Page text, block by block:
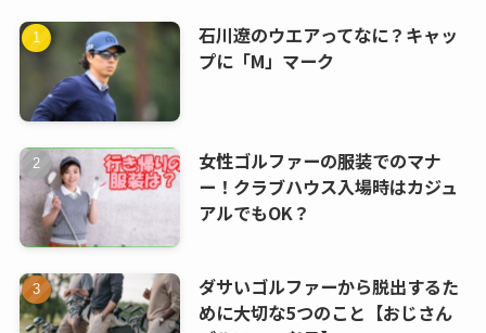
石川遼のウエアってなに？キャッ
プに「M」マーク
女性ゴルファーの服装でのマナ
ー！クラブハウス入場時はカジュ
アルでもOK？
ダサいゴルファーから脱出するた
めに大切な5つのこと【おじさん